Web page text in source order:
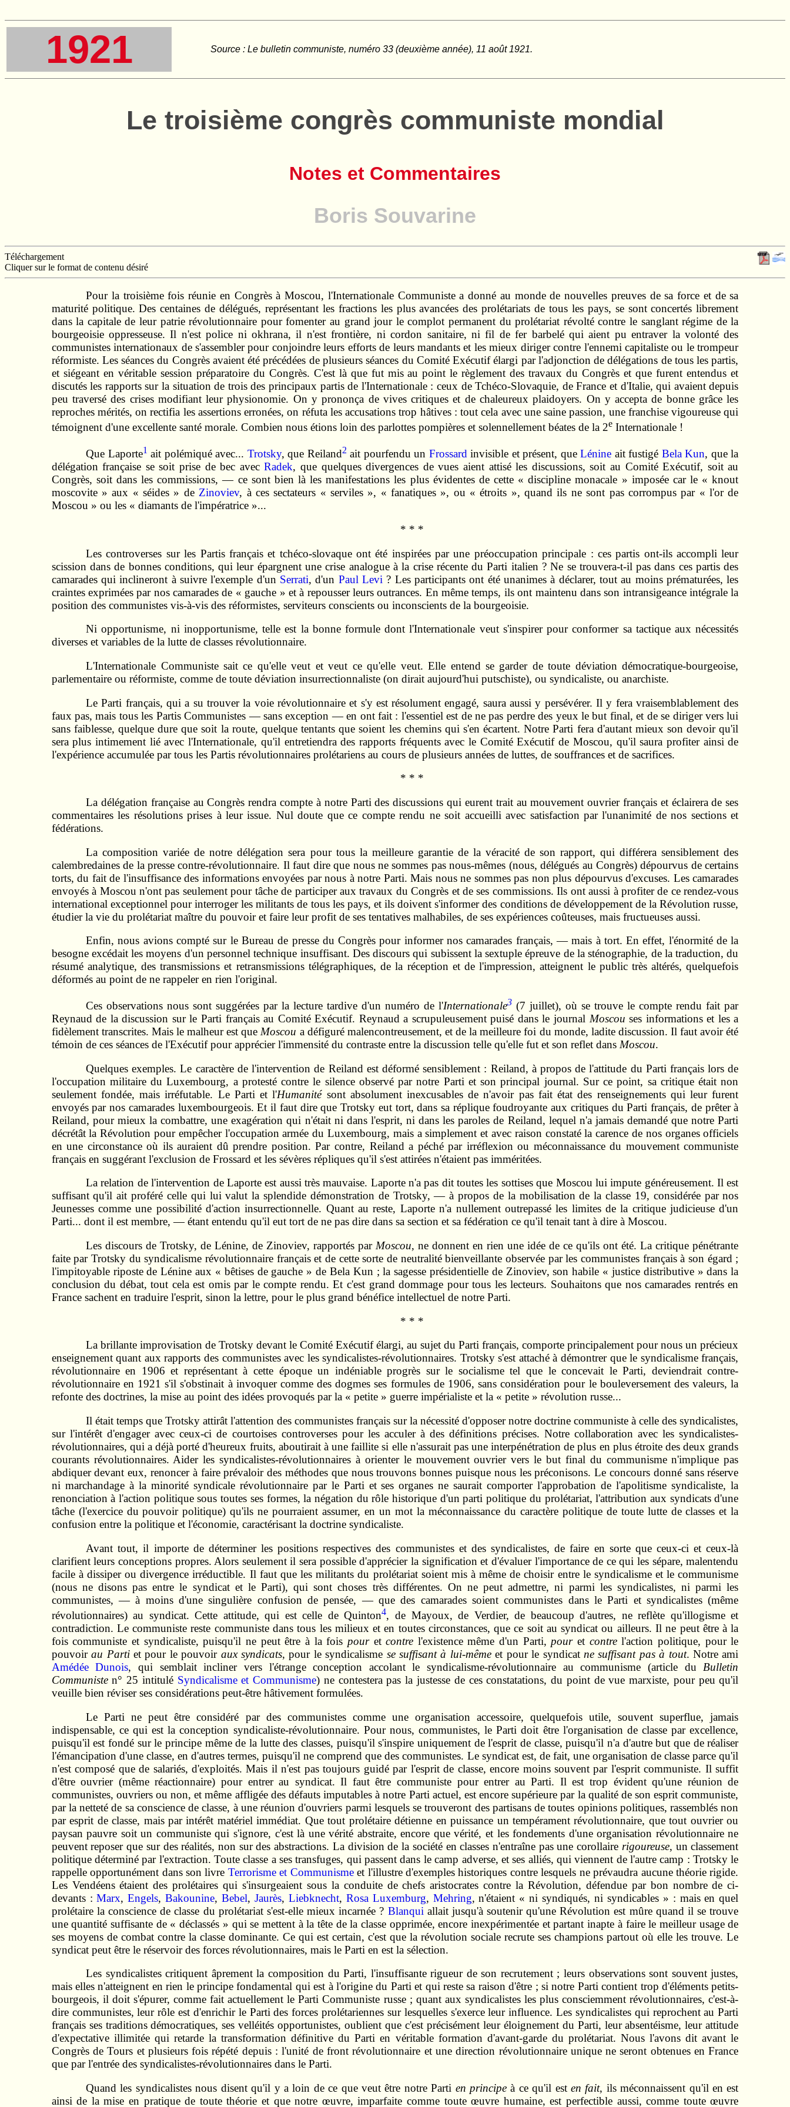
1921 Source : Le bulletin communiste, numéro 33 (deuxième année), 11 août 1921.
Le troisième congrès communiste mondial
Notes et Commentaires
Boris Souvarine
Téléchargement
Cliquer sur le format de contenu désiré
Pour la troisième fois réunie en Congrès à Moscou, l'Internationale Communiste a donné au monde de nouvelles preuves de sa force et de sa
maturité politique. Des centaines de délégués, représentant les fractions les plus avancées des prolétariats de tous les pays, se sont concertés librement
dans la capitale de leur patrie révolutionnaire pour fomenter au grand jour le complot permanent du prolétariat révolté contre le sanglant régime de la
bourgeoisie oppresseuse. Il n'est police ni okhrana, il n'est frontière, ni cordon sanitaire, ni fil de fer barbelé qui aient pu entraver la volonté des
communistes internationaux de s'assembler pour conjoindre leurs efforts de leurs mandants et les mieux diriger contre l'ennemi capitaliste ou le trompeur
réformiste. Les séances du Congrès avaient été précédées de plusieurs séances du Comité Exécutif élargi par l'adjonction de délégations de tous les partis,
et siégeant en véritable session préparatoire du Congrès. C'est là que fut mis au point le règlement des travaux du Congrès et que furent entendus et
discutés les rapports sur la situation de trois des principaux partis de l'Internationale : ceux de Tchéco-Slovaquie, de France et d'Italie, qui avaient depuis
peu traversé des crises modifiant leur physionomie. On y prononça de vives critiques et de chaleureux plaidoyers. On y accepta de bonne grâce les
reproches mérités, on rectifia les assertions erronées, on réfuta les accusations trop hâtives : tout cela avec une saine passion, une franchise vigoureuse qui
témoignent d'une excellente santé morale. Combien nous étions loin des parlottes pompières et solennellement béates de la 2eInternationale !
Que Laporte1 ait polémiqué avec... Trotsky, que Reiland2ait pourfendu un Frossardinvisible et présent, queLénine ait fustigé Bela Kun, que la
délégation française se soit prise de bec avecRadek, que quelques divergences de vues aient attisé les discussions, soit au Comité Exécutif, soit au
Congrès, soit dans les commissions, — ce sont bien là les manifestations les plus évidentes de cette « discipline monacale » imposée car le « knout
moscovite » aux « séides » de Zinoviev, à ces sectateurs « serviles », « fanatiques », ou « étroits », quand ils ne sont pas corrompus par « l'or de
Moscou » ou les « diamants de l'impératrice »...
* * *
Les controverses sur les Partis français et tchéco-slovaque ont été inspirées par une préoccupation principale : ces partis ont-ils accompli leur
scission dans de bonnes conditions, qui leur épargnent une crise analogue à la crise récente du Parti italien ? Ne se trouvera-t-il pas dans ces partis des
camarades qui inclineront à suivre l'exemple d'un Serrati, d'un Paul Levi ? Les participants ont été unanimes à déclarer, tout au moins prématurées, les
craintes exprimées par nos camarades de « gauche » et à repousser leurs outrances. En même temps, ils ont maintenu dans son intransigeance intégrale la
position des communistes vis-à-vis des réformistes, serviteurs conscients ou inconscients de la bourgeoisie.
Ni opportunisme, ni inopportunisme, telle est la bonne formule dont l'Internationale veut s'inspirer pour conformer sa tactique aux nécessités
diverses et variables de la lutte de classes révolutionnaire.
L'Internationale Communiste sait ce qu'elle veut et veut ce qu'elle veut. Elle entend se garder de toute déviation démocratique-bourgeoise,
parlementaire ou réformiste, comme de toute déviation insurrectionnaliste (on dirait aujourd'hui putschiste), ou syndicaliste, ou anarchiste.
Le Parti français, qui a su trouver la voie révolutionnaire et s'y est résolument engagé, saura aussi y persévérer. Il y fera vraisemblablement des
faux pas, mais tous les Partis Communistes — sans exception — en ont fait : l'essentiel est de ne pas perdre des yeux le but final, et de se diriger vers lui
sans faiblesse, quelque dure que soit la route, quelque tentants que soient les chemins qui s'en écartent. Notre Parti fera d'autant mieux son devoir qu'il
sera plus intimement lié avec l'Internationale, qu'il entretiendra des rapports fréquents avec le Comité Exécutif de Moscou, qu'il saura profiter ainsi de
l'expérience accumulée par tous les Partis révolutionnaires prolétariens au cours de plusieurs années de luttes, de souffrances et de sacrifices.
* * *
La délégation française au Congrès rendra compte à notre Parti des discussions qui eurent trait au mouvement ouvrier français et éclairera de ses
commentaires les résolutions prises à leur issue. Nul doute que ce compte rendu ne soit accueilli avec satisfaction par l'unanimité de nos sections et
fédérations.
La composition variée de notre délégation sera pour tous la meilleure garantie de la véracité de son rapport, qui différera sensiblement des
calembredaines de la presse contre-révolutionnaire. Il faut dire que nous ne sommes pas nous-mêmes (nous, délégués au Congrès) dépourvus de certains
torts, du fait de l'insuffisance des informations envoyées par nous à notre Parti. Mais nous ne sommes pas non plus dépourvus d'excuses. Les camarades
envoyés à Moscou n'ont pas seulement pour tâche de participer aux travaux du Congrès et de ses commissions. Ils ont aussi à profiter de ce rendez-vous
international exceptionnel pour interroger les militants de tous les pays, et ils doivent s'informer des conditions de développement de la Révolution russe,
étudier la vie du prolétariat maître du pouvoir et faire leur profit de ses tentatives malhabiles, de ses expériences coûteuses, mais fructueuses aussi.
Enfin, nous avions compté sur le Bureau de presse du Congrès pour informer nos camarades français, — mais à tort. En effet, l'énormité de la
besogne excédait les moyens d'un personnel technique insuffisant. Des discours qui subissent la sextuple épreuve de la sténographie, de la traduction, du
résumé analytique, des transmissions et retransmissions télégraphiques, de la réception et de l'impression, atteignent le public très altérés, quelquefois
déformés au point de ne rappeler en rien l'original.
Ces observations nous sont suggérées par la lecture tardive d'un numéro de l'Internationale3 (7 juillet), où se trouve le compte rendu fait par
Reynaud de la discussion sur le Parti français au Comité Exécutif. Reynaud a scrupuleusement puisé dans le journal Moscou ses informations et les a
fidèlement transcrites. Mais le malheur est que Moscou a défiguré malencontreusement, et de la meilleure foi du monde, ladite discussion. Il faut avoir été
témoin de ces séances de l'Exécutif pour apprécier l'immensité du contraste entre la discussion telle qu'elle fut et son reflet dans Moscou.
Quelques exemples. Le caractère de l'intervention de Reiland est déformé sensiblement : Reiland, à propos de l'attitude du Parti français lors de
l'occupation militaire du Luxembourg, a protesté contre le silence observé par notre Parti et son principal journal. Sur ce point, sa critique était non
seulement fondée, mais irréfutable. Le Parti et l'Humanitésont absolument inexcusables de n'avoir pas fait état des renseignements qui leur furent
envoyés par nos camarades luxembourgeois. Et il faut dire que Trotsky eut tort, dans sa réplique foudroyante aux critiques du Parti français, de prêter à
Reiland, pour mieux la combattre, une exagération qui n'était ni dans l'esprit, ni dans les paroles de Reiland, lequel n'a jamais demandé que notre Parti
décrétât la Révolution pour empêcher l'occupation armée du Luxembourg, mais a simplement et avec raison constaté la carence de nos organes officiels
en une circonstance où ils auraient dû prendre position. Par contre, Reiland a péché par irréflexion ou méconnaissance du mouvement communiste
français en suggérant l'exclusion de Frossard et les sévères répliques qu'il s'est attirées n'étaient pas imméritées.
La relation de l'intervention de Laporte est aussi très mauvaise. Laporte n'a pas dit toutes les sottises que Moscou lui impute généreusement. Il est
suffisant qu'il ait proféré celle qui lui valut la splendide démonstration de Trotsky, — à propos de la mobilisation de la classe 19, considérée par nos
Jeunesses comme une possibilité d'action insurrectionnelle. Quant au reste, Laporte n'a nullement outrepassé les limites de la critique judicieuse d'un
Parti... dont il est membre, — étant entendu qu'il eut tort de ne pas dire dans sa section et sa fédération ce qu'il tenait tant à dire à Moscou.
Les discours de Trotsky, de Lénine, de Zinoviev, rapportés par Moscou, ne donnent en rien une idée de ce qu'ils ont été. La critique pénétrante
faite par Trotsky du syndicalisme révolutionnaire français et de cette sorte de neutralité bienveillante observée par les communistes français à son égard ;
l'impitoyable riposte de Lénine aux « bêtises de gauche » de Bela Kun ; la sagesse présidentielle de Zinoviev, son habile « justice distributive » dans la
conclusion du débat, tout cela est omis par le compte rendu. Et c'est grand dommage pour tous les lecteurs. Souhaitons que nos camarades rentrés en
France sachent en traduire l'esprit, sinon la lettre, pour le plus grand bénéfice intellectuel de notre Parti.
* * *
La brillante improvisation de Trotsky devant le Comité Exécutif élargi, au sujet du Parti français, comporte principalement pour nous un précieux
enseignement quant aux rapports des communistes avec les syndicalistes-révolutionnaires. Trotsky s'est attaché à démontrer que le syndicalisme français,
révolutionnaire en 1906 et représentant à cette époque un indéniable progrès sur le socialisme tel que le concevait le Parti, deviendrait contre-
révolutionnaire en 1921 s'il s'obstinait à invoquer comme des dogmes ses formules de 1906, sans considération pour le bouleversement des valeurs, la
refonte des doctrines, la mise au point des idées provoqués par la « petite » guerre impérialiste et la « petite » révolution russe...
Il était temps que Trotsky attirât l'attention des communistes français sur la nécessité d'opposer notre doctrine communiste à celle des syndicalistes,
sur l'intérêt d'engager avec ceux-ci de courtoises controverses pour les acculer à des définitions précises. Notre collaboration avec les syndicalistes-
révolutionnaires, qui a déjà porté d'heureux fruits, aboutirait à une faillite si elle n'assurait pas une interpénétration de plus en plus étroite des deux grands
courants révolutionnaires. Aider les syndicalistes-révolutionnaires à orienter le mouvement ouvrier vers le but final du communisme n'implique pas
abdiquer devant eux, renoncer à faire prévaloir des méthodes que nous trouvons bonnes puisque nous les préconisons. Le concours donné sans réserve
ni marchandage à la minorité syndicale révolutionnaire par le Parti et ses organes ne saurait comporter l'approbation de l'apolitisme syndicaliste, la
renonciation à l'action politique sous toutes ses formes, la négation du rôle historique d'un parti politique du prolétariat, l'attribution aux syndicats d'une
tâche (l'exercice du pouvoir politique) qu'ils ne pourraient assumer, en un mot la méconnaissance du caractère politique de toute lutte de classes et la
confusion entre la politique et l'économie, caractérisant la doctrine syndicaliste.
Avant tout, il importe de déterminer les positions respectives des communistes et des syndicalistes, de faire en sorte que ceux-ci et ceux-là
clarifient leurs conceptions propres. Alors seulement il sera possible d'apprécier la signification et d'évaluer l'importance de ce qui les sépare, malentendu
facile à dissiper ou divergence irréductible. Il faut que les militants du prolétariat soient mis à même de choisir entre le syndicalisme et le communisme
(nous ne disons pas entre le syndicat et le Parti), qui sont choses très différentes. On ne peut admettre, ni parmi les syndicalistes, ni parmi les
communistes, — à moins d'une singulière confusion de pensée, — que des camarades soient communistes dans le Parti et syndicalistes (même
révolutionnaires) au syndicat. Cette attitude, qui est celle de Quinton4, de Mayoux, de Verdier, de beaucoup d'autres, ne reflète qu'illogisme et
contradiction. Le communiste reste communiste dans tous les milieux et en toutes circonstances, que ce soit au syndicat ou ailleurs. Il ne peut être à la
fois communiste et syndicaliste, puisqu'il ne peut être à la fois pouretcontre l'existence même d'un Parti, pouret contrel'action politique, pour le
pouvoirau Partiet pour le pouvoir aux syndicats, pour le syndicalisme se suffisant à lui-mêmeet pour le syndicat ne suffisant pas à tout. Notre ami
Amédée Dunois, qui semblait incliner vers l'étrange conception accolant le syndicalisme-révolutionnaire au communisme (article du Bulletin
Communisten° 25 intitulé Syndicalisme et Communisme) ne contestera pas la justesse de ces constatations, du point de vue marxiste, pour peu qu'il
veuille bien réviser ses considérations peut-être hâtivement formulées.
Le Parti ne peut être considéré par des communistes comme une organisation accessoire, quelquefois utile, souvent superflue, jamais
indispensable, ce qui est la conception syndicaliste-révolutionnaire. Pour nous, communistes, le Parti doit être l'organisation de classe par excellence,
puisqu'il est fondé sur le principe même de la lutte des classes, puisqu'il s'inspire uniquement de l'esprit de classe, puisqu'il n'a d'autre but que de réaliser
l'émancipation d'une classe, en d'autres termes, puisqu'il ne comprend que des communistes. Le syndicat est, de fait, une organisation de classe parce qu'il
n'est composé que de salariés, d'exploités. Mais il n'est pas toujours guidé par l'esprit de classe, encore moins souvent par l'esprit communiste. Il suffit
d'être ouvrier (même réactionnaire) pour entrer au syndicat. Il faut être communiste pour entrer au Parti. Il est trop évident qu'une réunion de
communistes, ouvriers ou non, et même affligée des défauts imputables à notre Parti actuel, est encore supérieure par la qualité de son esprit communiste,
par la netteté de sa conscience de classe, à une réunion d'ouvriers parmi lesquels se trouveront des partisans de toutes opinions politiques, rassemblés non
par esprit de classe, mais par intérêt matériel immédiat. Que tout prolétaire détienne en puissance un tempérament révolutionnaire, que tout ouvrier ou
paysan pauvre soit un communiste qui s'ignore, c'est là une vérité abstraite, encore que vérité, et les fondements d'une organisation révolutionnaire ne
peuvent reposer que sur des réalités, non sur des abstractions. La division de la société en classes n'entraîne pas une corollaire rigoureuse, un classement
politique déterminé par l'extraction. Toute classe a ses transfuges, qui passent dans le camp adverse, et ses alliés, qui viennent de l'autre camp : Trotsky le
rappelle opportunément dans son livre Terrorisme et Communismeet l'illustre d'exemples historiques contre lesquels ne prévaudra aucune théorie rigide.
Les Vendéens étaient des prolétaires qui s'insurgeaient sous la conduite de chefs aristocrates contre la Révolution, défendue par bon nombre de ci-
devants :Marx,Engels,Bakounine,Bebel,Jaurès, Liebknecht, Rosa Luxemburg, Mehring, n'étaient « ni syndiqués, ni syndicables » : mais en quel
prolétaire la conscience de classe du prolétariat s'est-elle mieux incarnée ? Blanqui allait jusqu'à soutenir qu'une Révolution est mûre quand il se trouve
une quantité suffisante de « déclassés » qui se mettent à la tête de la classe opprimée, encore inexpérimentée et partant inapte à faire le meilleur usage de
ses moyens de combat contre la classe dominante. Ce qui est certain, c'est que la révolution sociale recrute ses champions partout où elle les trouve. Le
syndicat peut être le réservoir des forces révolutionnaires, mais le Parti en est la sélection.
Les syndicalistes critiquent âprement la composition du Parti, l'insuffisante rigueur de son recrutement ; leurs observations sont souvent justes,
mais elles n'atteignent en rien le principe fondamental qui est à l'origine du Parti et qui reste sa raison d'être ; si notre Parti contient trop d'éléments petits-
bourgeois, il doit s'épurer, comme fait actuellement le Parti Communiste russe ; quant aux syndicalistes les plus consciemment révolutionnaires, c'est-à-
dire communistes, leur rôle est d'enrichir le Parti des forces prolétariennes sur lesquelles s'exerce leur influence. Les syndicalistes qui reprochent au Parti
français ses traditions démocratiques, ses velléités opportunistes, oublient que c'est précisément leur éloignement du Parti, leur absentéisme, leur attitude
d'expectative illimitée qui retarde la transformation définitive du Parti en véritable formation d'avant-garde du prolétariat. Nous l'avons dit avant le
Congrès de Tours et plusieurs fois répété depuis : l'unité de front révolutionnaire et une direction révolutionnaire unique ne seront obtenues en France
que par l'entrée des syndicalistes-révolutionnaires dans le Parti.
Quand les syndicalistes nous disent qu'il y a loin de ce que veut être notre Parti en principeà ce qu'il est en fait, ils méconnaissent qu'il en est
ainsi de la mise en pratique de toute théorie et que notre œuvre, imparfaite comme toute œuvre humaine, est perfectible aussi, comme toute œuvre